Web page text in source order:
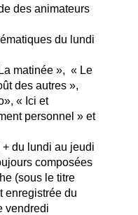
des animateurs
du lundi
matinée », « Le
des autres »,
« Ici et
personnel » et
du lundi au jeudi
composées
(sous le titre
enregistrée du
vendredi